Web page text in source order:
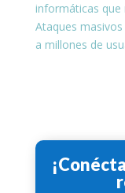
informáticas
Ataques
a millones de